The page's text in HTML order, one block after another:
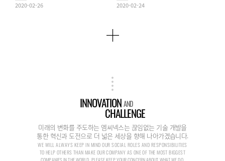
2020-02-26 2020-02-24
INNOVATIONAND
CHALLENGE
미래의 변화를 주도하는 엠씨넥스는 끊임없는 기술 개발을
통한 혁신과 도전으로 더 넓은 세상을 향해 나아가겠습니다.
WE WILL ALWAYS KEEP IN MIND OUR SOCIAL ROLES AND RESPONSIBILITIES
TO HELP OTHERS THAN MAKE OUR COMPANY AS ONE OF THE MOST BIGGEST